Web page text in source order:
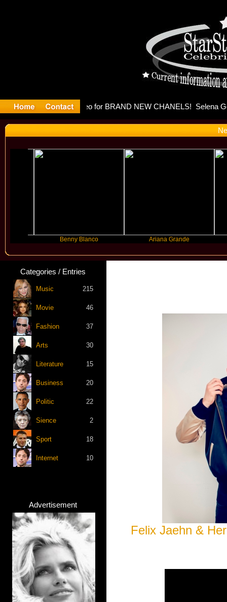
Benny Blanco Ariana Grande
Categories / Entries
Music 215
Movie 46
Fashion 37
Arts 30
Literature 15
Business 20
Politic 22
Sience 2
Sport 18
Internet 10
Advertisement
Felix Jaehn &